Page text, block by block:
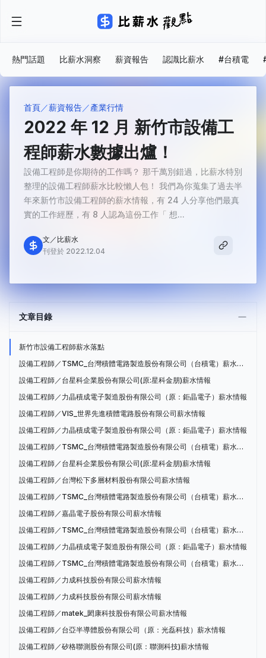
熱門話題 比薪水洞察 薪資報告 認識比薪水 #台積電
首頁 薪資報告 產業行情
2022 年 12 月 新竹市設備工
程師薪水數據出爐！
設備工程師是你期待的工作嗎？ 那千萬別錯過，比薪水特別
整理的設備工程師薪水比較懶人包！ 我們為你蒐集了過去半
年來新竹市設備工程師的薪水情報，有 24 人分享他們最真
實的工作經歷，有 8 人認為這份工作「 想...
文／比薪水
刊登於 2022.12.04
文章目錄
新竹市設備工程師薪水落點
設備工程師／TSMC_台灣積體電路製造股份有限公司（台積電）薪水情報
設備工程師／台星科企業股份有限公司(原:星科金朋)薪水情報
設備工程師／力晶積成電子製造股份有限公司（原：鉅晶電子）薪水情報
設備工程師／VIS_世界先進積體電路股份有限公司薪水情報
設備工程師／力晶積成電子製造股份有限公司（原：鉅晶電子）薪水情報
設備工程師／TSMC_台灣積體電路製造股份有限公司（台積電）薪水情報
設備工程師／台星科企業股份有限公司(原:星科金朋)薪水情報
設備工程師／台灣松下多層材料股份有限公司薪水情報
設備工程師／TSMC_台灣積體電路製造股份有限公司（台積電）薪水情報
設備工程師／嘉晶電子股份有限公司薪水情報
設備工程師／TSMC_台灣積體電路製造股份有限公司（台積電）薪水情報
設備工程師／力晶積成電子製造股份有限公司（原：鉅晶電子）薪水情報
設備工程師／TSMC_台灣積體電路製造股份有限公司（台積電）薪水情報
設備工程師／力成科技股份有限公司薪水情報
設備工程師／力成科技股份有限公司薪水情報
設備工程師／matek_閎康科技股份有限公司薪水情報
設備工程師／台亞半導體股份有限公司（原：光磊科技）薪水情報
設備工程師／矽格聯測股份有限公司(原：聯測科技)薪水情報